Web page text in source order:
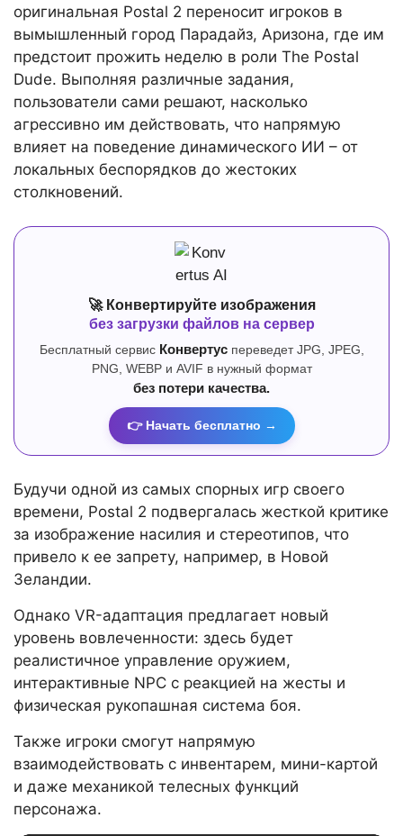
оригинальная Postal 2 переносит игроков в
вымышленный город Парадайз, Аризона, где им
предстоит прожить неделю в роли The Postal
Dude. Выполняя различные задания,
пользователи сами решают, насколько
агрессивно им действовать, что напрямую
влияет на поведение динамического ИИ – от
локальных беспорядков до жестоких
столкновений.
🚀 Конвертируйте изображения
без загрузки файлов на сервер
Бесплатный сервис Конвертуспереведет JPG, JPEG,
PNG, WEBP и AVIF в нужный формат
без потери качества.
👉 Начать бесплатно →
Будучи одной из самых спорных игр своего
времени, Postal 2 подвергалась жесткой критике
за изображение насилия и стереотипов, что
привело к ее запрету, например, в Новой
Зеландии.
Однако VR-адаптация предлагает новый
уровень вовлеченности: здесь будет
реалистичное управление оружием,
интерактивные NPC с реакцией на жесты и
физическая рукопашная система боя.
Также игроки смогут напрямую
взаимодействовать с инвентарем, мини-картой
и даже механикой телесных функций
персонажа.